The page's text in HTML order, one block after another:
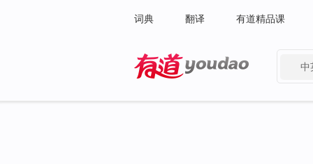
词典 翻译 有道精品课
中